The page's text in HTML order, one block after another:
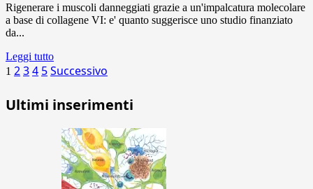
Rigenerare i muscoli danneggiati grazie a un'impalcatura molecolare
a base di collagene VI: e' quanto suggerisce uno studio finanziato
da...
Leggi tutto
Paginazione
degli
articoli
1 234 5Successivo
Ultimi inserimenti